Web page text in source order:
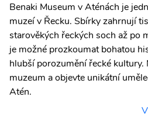
Benaki Museum v Aténách je
muzeí v Řecku. Sbírky zahrnují
starověkých řeckých soch až po
je možné prozkoumat bohatou
hlubší porozumění řecké
muzeum a objevte unikátní
Atén.